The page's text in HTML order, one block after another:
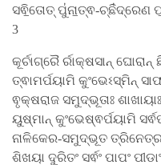
ସଵି॒ତୋତ୍ ପୁ॑ନା॒ତ୍ଵ-ଚ୍ଛି॑ଦ୍ରେଣ
3
କୂର୍ଚାଗ୍ରୈ ର୍ରାକ୍ଷସାନ୍ ଘୋରାନ୍
ତ୍ଵାମର୍ପୟାମି କୁଂଭେଽସ୍ମିନ୍
ଵୃକ୍ଷରାଜ ସମୁଦ୍ଭୂତାଃ
ୟୁଷ୍ମାନ୍ କୁଂଭେଷ୍ଵର୍ପୟାମି
ନାଳିକେର-ସମୁଦ୍ଭୂତ
ଶିଖୟା ଦୁରିତଂ ସର୍ଵଂ ପାପଂ